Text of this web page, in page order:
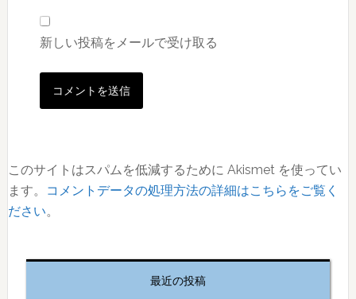
新しい投稿をメールで受け取る
このサイトはスパムを低減するために Akismet を使ってい
ます。
コメントデータの処理方法の詳細はこちらをご覧く
ださい。
最近の投稿